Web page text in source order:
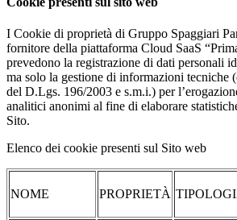
I Cookie di proprietà di Gruppo Spaggiari
fornitore della piattaforma Cloud SaaS
prevedono la registrazione di dati personali
ma solo la gestione di informazioni tecniche
del D.Lgs. 196/2003 e s.m.i.) per
analitici anonimi al fine di elaborare
Sito.
Elenco dei cookie presenti sul Sito web
NOME PROPRIETÀ